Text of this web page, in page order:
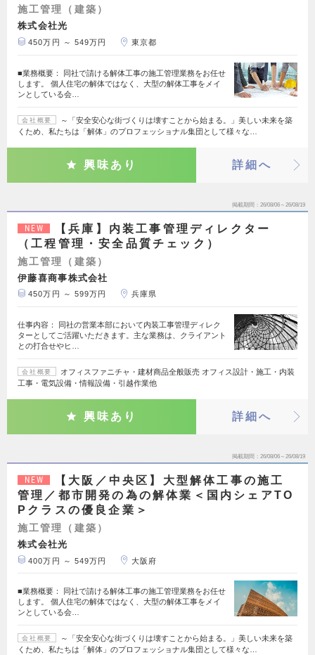
施工管理（建築）
株式会社光
450万円 ～ 549万円 東京都
■業務概要： 同社で請ける解体工事の施工管理業務をお任せ
します。 個人住宅の解体ではなく、大型の解体工事をメイ
ンとしている会…
会社概要
～「安全安心な街づくりは壊すことから始まる。」美しい未来を築
くため、私たちは「解体」のプロフェッショナル集団として様々な…
興味あり 詳細へ
掲載期間 26/08/06～26/08/19
NEW
【兵庫】内装工事管理ディレクター
（工程管理・安全品質チェック）
施工管理（建築）
伊藤喜商事株式会社
450万円 ～ 599万円 兵庫県
仕事内容： 同社の営業本部において内装工事管理ディレク
ターとしてご活躍いただきます。主な業務は、クライアント
との打合せやヒ…
会社概要
オフィスファニチャ・建材商品全般販売 オフィス設計・施工・内装
工事・電気設備・情報設備・引越作業他
興味あり 詳細へ
掲載期間 26/08/06～26/08/19
NEW
【大阪／中央区】大型解体工事の施工
管理／都市開発の為の解体業＜国内シェアTO
Pクラスの優良企業＞
施工管理（建築）
株式会社光
400万円 ～ 549万円 大阪府
■業務概要： 同社で請ける解体工事の施工管理業務をお任せ
します。 個人住宅の解体ではなく、大型の解体工事をメイ
ンとしている会…
会社概要
～「安全安心な街づくりは壊すことから始まる。」美しい未来を築
くため、私たちは「解体」のプロフェッショナル集団として様々な…